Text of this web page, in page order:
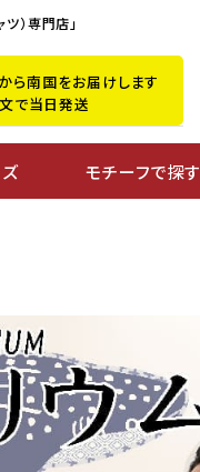
）専門店」
ら南国をお届けします
で当日発送
モチーフで探す